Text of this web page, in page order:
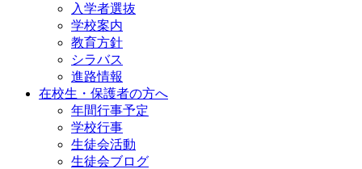
入学者選抜
学校案内
教育方針
シラバス
進路情報
在校生・保護者の方へ
年間行事予定
学校行事
生徒会活動
生徒会ブログ